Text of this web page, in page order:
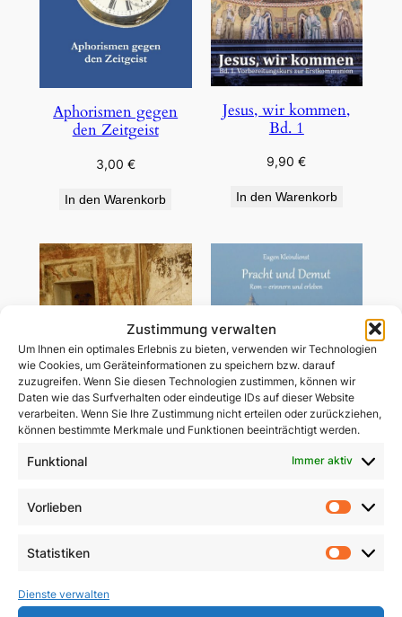
Zustimmung verwalten
Um Ihnen ein optimales Erlebnis zu bieten, verwenden wir Technologien
wie Cookies, um Geräteinformationen zu speichern bzw. darauf
zuzugreifen. Wenn Sie diesen Technologien zustimmen, können wir
Daten wie das Surfverhalten oder eindeutige IDs auf dieser Website
verarbeiten. Wenn Sie Ihre Zustimmung nicht erteilen oder zurückziehen,
können bestimmte Merkmale und Funktionen beeinträchtigt werden.
Funktional Immer aktiv
Vorlieben
Statistiken
Dienste verwalten
Aphorismen gegen
den Zeitgeist
3,00 €
In den Warenkorb
Jesus, wir kommen,
Bd. 1
9,90€
In den Warenkorb
In den Warenkorb In den Warenkorb